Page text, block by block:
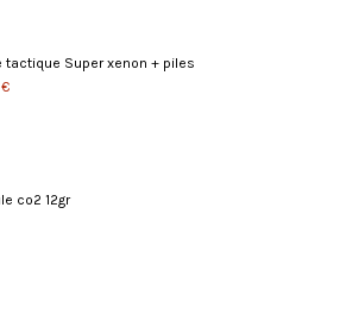
tactique Super xenon + piles
co2 12gr